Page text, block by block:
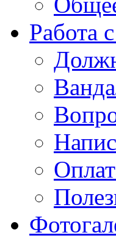
Работа